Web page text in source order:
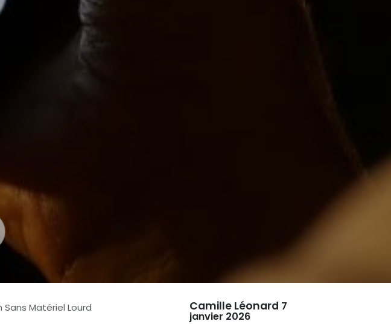
Sans Matériel Lourd
Camille Léonard 7
janvier 2026